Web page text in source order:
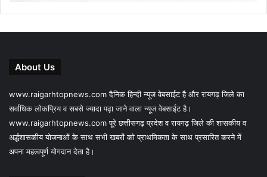
About Us
www.raigarhtopnews.com दैनिक हिन्दी न्यूज वेबसाईट है और रायगढ़ जिले का
सर्वाधिक लोकप्रिय व सबसे ज्यादा पढ़ा जाने वाला न्यूज वेबसाईट है।
www.raigarhtopnews.com पूरे छत्तीसगढ़ प्रदेश व रायगढ़ जिले की शासकीय व
अर्द्धशासकीय योजनाओं के साथ सभी खबरों को प्राथमिकता के साथ प्रसारित करने में
अपना महत्वपूर्ण योगदान देता है।